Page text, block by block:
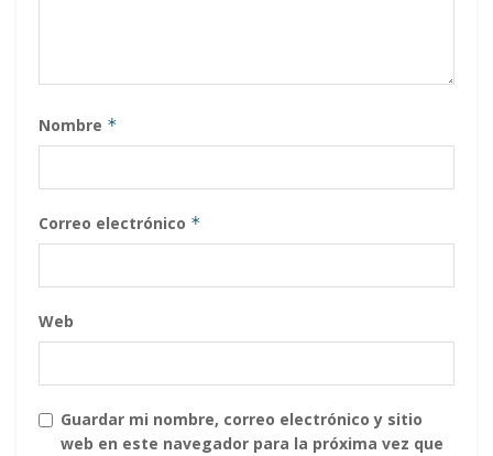
Nombre *
Correo electrónico *
Web
Guardar mi nombre, correo electrónico y sitio
web en este navegador para la próxima vez que